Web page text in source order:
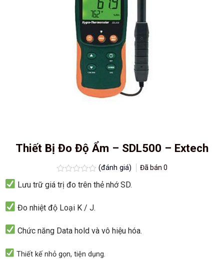
Thiết Bị Đo Độ Ẩm – SDL500 – Extech
Được
xếp
0.0
5
(đánh giá) Đã bán0
Lưu trữ giá trị đo trên thẻ nhớ SD.
Đo nhiệt độ Loại K / J.
Chức năng Data hold vàvô hiệu hóa.
Thiết kế nhỏ gọn, tiện dụng.